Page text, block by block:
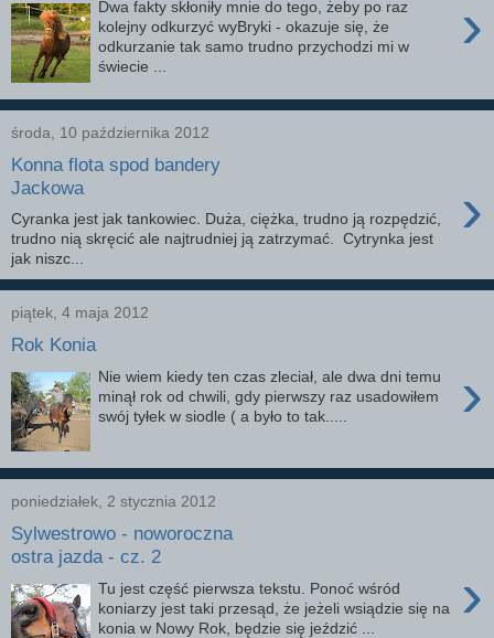
›
Dwa fakty skłoniły mnie do tego, żeby po raz
kolejny odkurzyć wyBryki - okazuje się, że
odkurzanie tak samo trudno przychodzi mi w
świecie ...
środa, 10 października 2012
Konna flota spod bandery
Jackowa
›
Cyranka jest jak tankowiec. Duża, ciężka, trudno ją rozpędzić,
trudno nią skręcić ale najtrudniej ją zatrzymać. Cytrynka jest
jak niszc...
piątek, 4 maja 2012
Rok Konia
›
Nie wiem kiedy ten czas zleciał, ale dwa dni temu
minął rok od chwili, gdy pierwszy raz usadowiłem
swój tyłek w siodle ( a było to tak.....
poniedziałek, 2 stycznia 2012
Sylwestrowo - noworoczna
ostra jazda - cz. 2
›
Tu jest część pierwsza tekstu. Ponoć wśród
koniarzy jest taki przesąd, że jeżeli wsiądzie się na
konia w Nowy Rok, będzie się jeździć ...